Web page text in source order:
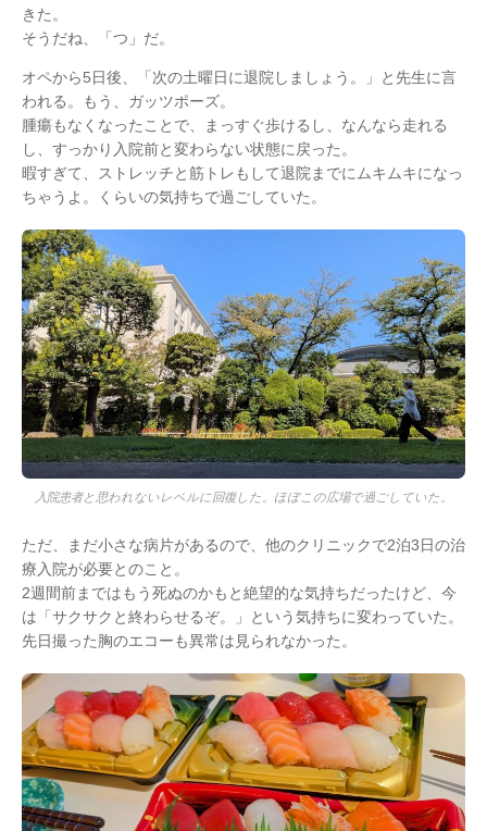
きた。
そうだね、「つ」だ。
オペから5日後、「次の土曜日に退院しましょう。」と先生に言
われる。もう、ガッツポーズ。
腫瘍もなくなったことで、まっすぐ歩けるし、なんなら走れる
し、すっかり入院前と変わらない状態に戻った。
暇すぎて、ストレッチと筋トレもして退院までにムキムキになっ
ちゃうよ。くらいの気持ちで過ごしていた。
入院患者と思われないレベルに回復した。ほぼこの広場で過ごしていた。
ただ、まだ小さな病片があるので、他のクリニックで2泊3日の治
療入院が必要とのこと。
2週間前まではもう死ぬのかもと絶望的な気持ちだったけど、今
は「サクサクと終わらせるぞ。」という気持ちに変わっていた。
先日撮った胸のエコーも異常は見られなかった。